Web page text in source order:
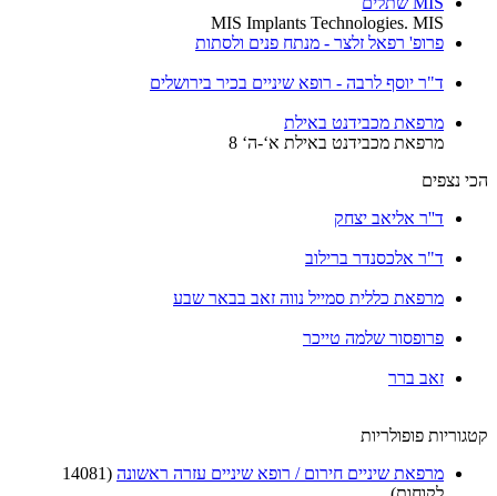
MIS Implants Technologies. MIS
פרופ' רפאל זלצר - מנתח פנים ולסתות
ד"ר יוסף לרבה - רופא שיניים בכיר בירושלים
מרפאת מכבידנט באילת
מרפאת מכבידנט באילת א‘-ה‘ 8
הכי נצפים
ד''ר אליאב יצחק
ד"ר אלכסנדר ברילוב
מרפאת כללית סמייל נווה זאב בבאר שבע
פרופסור שלמה טייכר
זאב ברר
קטגוריות פופולריות
מרפאת שיניים חירום / רופא שיניים עזרה ראשונה
(14081